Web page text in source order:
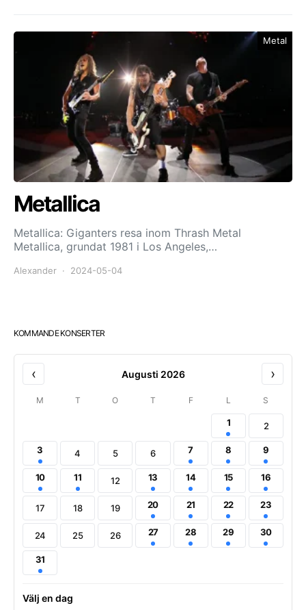
Metal
Metallica
Metallica: Giganters resa inom Thrash Metal
Metallica, grundat 1981 i Los Angeles,…
Alexander 2024-05-04
KOMMANDE KONSERTER
‹ Augusti 2026 ›
M T O T F L S
1 2
3 4 5 6 7 8 9
10 11 12 13 14 15 16
17 18 19 20 21 22 23
24 25 26 27 28 29 30
31
Välj en dag